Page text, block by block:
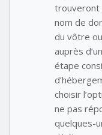
trouveront
nom de
du vôtre
auprès
étape
choisir
ne pas
quelques-